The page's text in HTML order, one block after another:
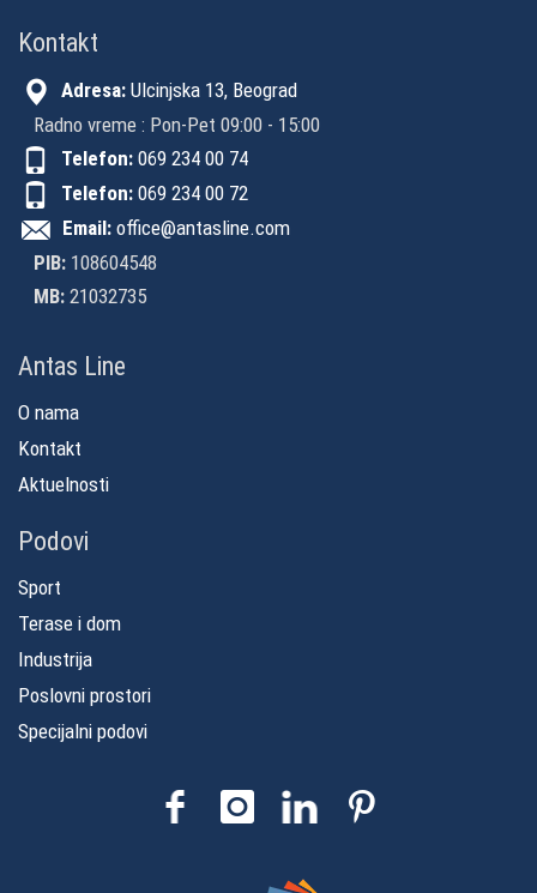
Kontakt
Adresa: Ulcinjska 13, Beograd
Radno vreme : Pon-Pet 09:00 - 15:00
Telefon: 069 234 00 74
Telefon: 069 234 00 72
Email: office@antasline.com
PIB: 108604548
MB: 21032735
Antas Line
O nama
Kontakt
Aktuelnosti
Podovi
Sport
Terase i dom
Industrija
Poslovni prostori
Specijalni podovi